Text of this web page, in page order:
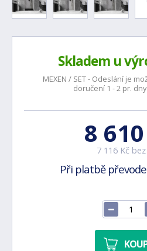
Skladem u
MEXEN / SET - Odeslání je
doručení 1 - 2 pr.
8
7 116 Kč
Při platbě